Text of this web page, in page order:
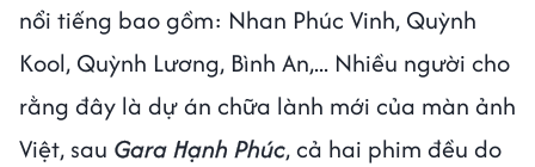
nổi tiếng bao gồm: Nhan Phúc Vinh, Quỳnh
Kool, Quỳnh Lương, Bình An,... Nhiều người cho
rằng đây là dự án chữa lành mới của màn ảnh
Việt, sau Gara Hạnh Phúc, cả hai phim đều do